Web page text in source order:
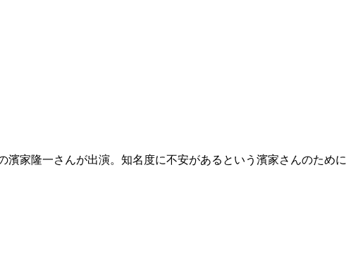
家隆一さんが出演。知名度に不安があるという濱家さんのために